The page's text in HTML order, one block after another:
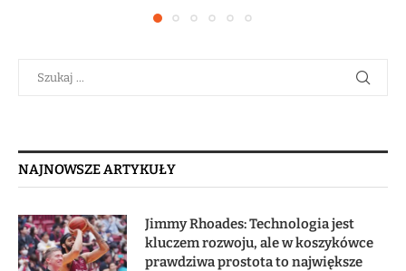
NAJNOWSZE ARTYKUŁY
Jimmy Rhoades: Technologia jest
kluczem rozwoju, ale w koszykówce
prawdziwa prostota to największe